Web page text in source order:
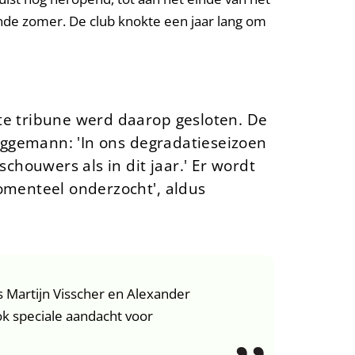
zomer. De club knokte een jaar lang om
tribune werd daarop gesloten. De
'In ons degradatieseizoen
als in dit jaar.' Er wordt
onderzocht', aldus
Visscher en Alexander
speciale aandacht voor